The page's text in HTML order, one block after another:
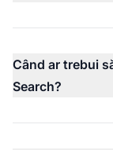
Când ar trebui
Search?